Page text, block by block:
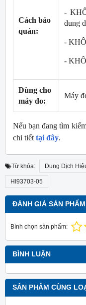
Cách bảo
quản:
-
dung
-
-
Dùng cho
máy đo:
Máy
Nếu bạn đang tìm
chi tiết tại đây.
Từ khóa: Dung Dịch
HI93703-05
ĐÁNH GIÁ SẢN PHẨM
Bình chọn sản phẩm:
BÌNH LUẬN
SẢN PHẨM CÙNG